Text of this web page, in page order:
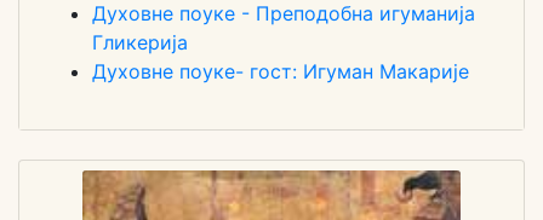
Духовне поуке - Преподобна игуманија
Гликерија
Духовне поуке- гост: Игуман Макарије